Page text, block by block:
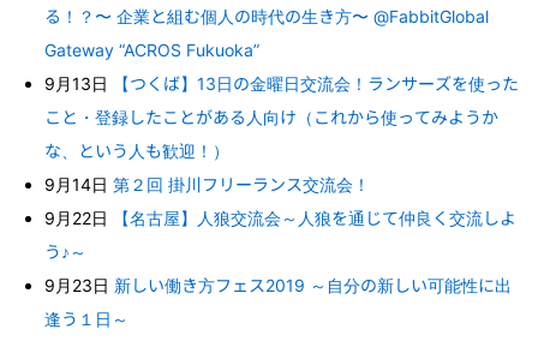
る！？〜 企業と組む個人の時代の生き方〜 @FabbitGlobal
Gateway “ACROS Fukuoka”
9月13日
【つくば】13日の金曜日交流会！ランサーズを使った
こと・登録したことがある人向け（これから使ってみようか
な、という人も歓迎！）
9月14日第２回 掛川フリーランス交流会！
9月22日
【名古屋】人狼交流会～人狼を通じて仲良く交流しよ
う♪～
9月23日 新しい働き方フェス2019 ～自分の新しい可能性に出
逢う１日～